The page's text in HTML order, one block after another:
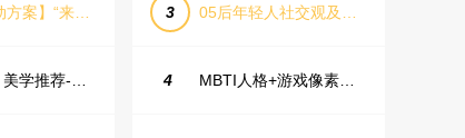
【文旅活动方案】“来和月亮撞个满怀”文旅景区中秋露营音乐会团建拓展方案
IME美学：美学推荐-飞猪旅行春节营销通案
3 05后年轻人社交观及行为研究2025
4 MBTI人格+游戏像素风主题企业年会